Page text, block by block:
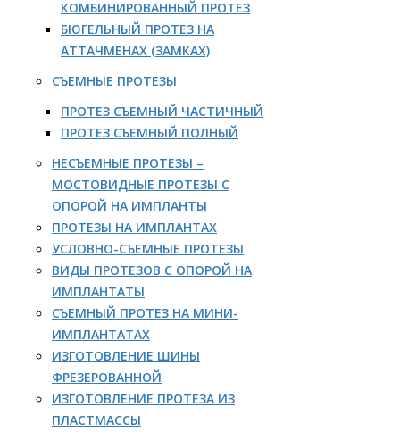
КОМБИНИРОВАННЫЙ ПРОТЕЗ
БЮГЕЛЬНЫЙ ПРОТЕЗ НА
АТТАЧМЕНАХ (ЗАМКАХ)
СЪЕМНЫЕ ПРОТЕЗЫ
ПРОТЕЗ СЪЕМНЫЙ ЧАСТИЧНЫЙ
ПРОТЕЗ СЪЕМНЫЙ ПОЛНЫЙ
НЕСЪЕМНЫЕ ПРОТЕЗЫ –
МОСТОВИДНЫЕ ПРОТЕЗЫ С
ОПОРОЙ НА ИМПЛАНТЫ
ПРОТЕЗЫ НА ИМПЛАНТАХ
УСЛОВНО-СЪЕМНЫЕ ПРОТЕЗЫ
ВИДЫ ПРОТЕЗОВ С ОПОРОЙ НА
ИМПЛАНТАТЫ
СЪЕМНЫЙ ПРОТЕЗ НА МИНИ-
ИМПЛАНТАТАХ
ИЗГОТОВЛЕНИЕ ШИНЫ
ФРЕЗЕРОВАННОЙ
ИЗГОТОВЛЕНИЕ ПРОТЕЗА ИЗ
ПЛАСТМАССЫ